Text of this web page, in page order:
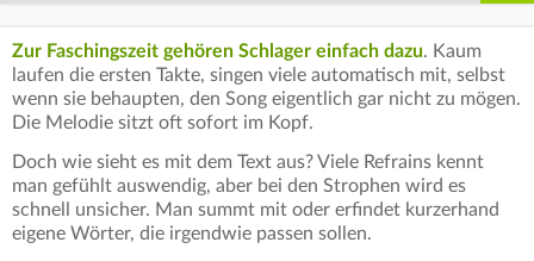
Zur Faschingszeit gehören Schlager einfach dazu. Kaum
laufen die ersten Takte, singen viele automatisch mit, selbst
wenn sie behaupten, den Song eigentlich gar nicht zu mögen.
Die Melodie sitzt oft sofort im Kopf.
Doch wie sieht es mit dem Text aus? Viele Refrains kennt
man gefühlt auswendig, aber bei den Strophen wird es
schnell unsicher. Man summt mit oder erfindet kurzerhand
eigene Wörter, die irgendwie passen sollen.